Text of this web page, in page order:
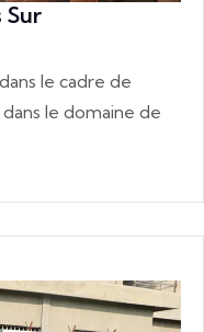
Sur
le cadre de
le domaine de